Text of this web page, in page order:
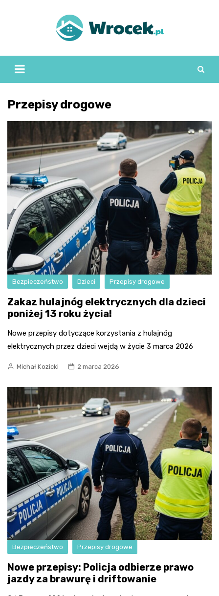
Przepisy drogowe
Bezpieczeństwo Dzieci Przepisy drogowe
Zakaz hulajnóg elektrycznych dla dzieci
poniżej 13 roku życia!
Nowe przepisy dotyczące korzystania z hulajnóg
elektrycznych przez dzieci wejdą w życie 3 marca 2026
Michał Kozicki 2 marca 2026
Bezpieczeństwo Przepisy drogowe
Nowe przepisy: Policja odbierze prawo
jazdy za brawurę i driftowanie